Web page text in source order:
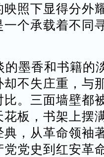
照下显得分外
个承载着不同
墨香和书籍的
不失庄重，与
。三面墙壁都
板，书架上摆
，从革命领袖
党党史到红安革